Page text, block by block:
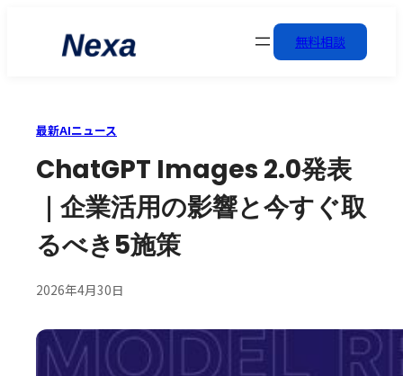
無料相談
最新AIニュース
ChatGPT Images 2.0発表
｜企業活用の影響と今すぐ取
るべき5施策
2026年4月30日